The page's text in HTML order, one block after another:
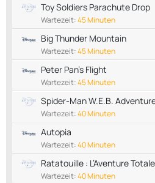
Toy Soldiers Parachute Drop
Wartezeit:45 Minuten
Big Thunder Mountain
Wartezeit:45 Minuten
Peter Pan's Flight
Wartezeit:45 Minuten
Spider-Man W.E.B.
Wartezeit:40 Minuten
Autopia
Wartezeit:40 Minuten
Ratatouille : L’Aventure
Wartezeit:40 Minuten